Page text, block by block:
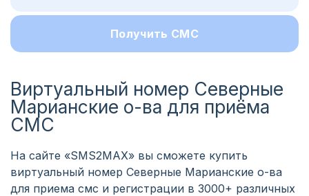
Получить СМС
Виртуальный номер Северные
Марианские о-ва для приёма
СМС
На сайте «SMS2MAX» вы сможете купить
виртуальный номер Северные Марианские о-ва
для приема смс и регистрации в 3000+ различных